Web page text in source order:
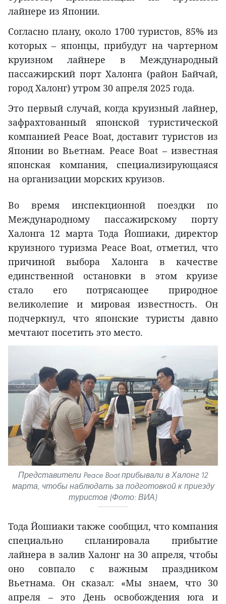
лайнере из Японии.
Согласно плану, около 1700 туристов, 85% из
которых – японцы, прибудут на чартерном
круизном лайнере в Международный
пассажирский порт Халонга (район Байчай,
город Халонг) утром 30 апреля 2025 года.
Это первый случай, когда круизный лайнер,
зафрахтованный японской туристической
компанией Peace Boat, доставит туристов из
Японии во Вьетнам. Peace Boat – известная
японская компания, специализирующаяся
на организации морских круизов.
Во время инспекционной поездки по
Международному пассажирскому порту
Халонга 12 марта Тода Йошиаки, директор
круизного туризма Peace Boat, отметил, что
причиной выбора Халонга в качестве
единственной остановки в этом круизе
стало его потрясающее природное
великолепие и мировая известность. Он
подчеркнул, что японские туристы давно
мечтают посетить это место.
Представители Peace Boat прибывали в Халонг 12
марта, чтобы наблюдать за подготовкой к приезду
туристов (Фото: ВИА)
Тода Йошиаки также сообщил, что компания
специально спланировала прибытие
лайнера в залив Халонг на 30 апреля, чтобы
оно совпало с важным праздником
Вьетнама. Он сказал: «Мы знаем, что 30
апреля – это День освобождения юга и